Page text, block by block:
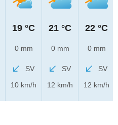
19 °C
0 mm
SV
10 km/h
21 °C
0 mm
SV
12 km/h
22 °C
0 mm
SV
12 km/h